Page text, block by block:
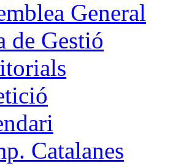
General
de Gestió
Catalanes